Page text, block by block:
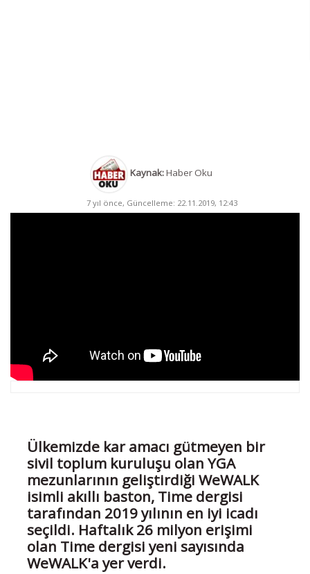
Kaynak:Haber Oku
7 yıl önce, Güncelleme: 22.11.2019, 12:43
Ülkemizde kar amacı gütmeyen bir
sivil toplum kuruluşu olan YGA
mezunlarının geliştirdiği WeWALK
isimli akıllı baston, Time dergisi
tarafından 2019 yılının en iyi icadı
seçildi. Haftalık 26 milyon erişimi
olan Time dergisi yeni sayısında
WeWALK'a yer verdi.